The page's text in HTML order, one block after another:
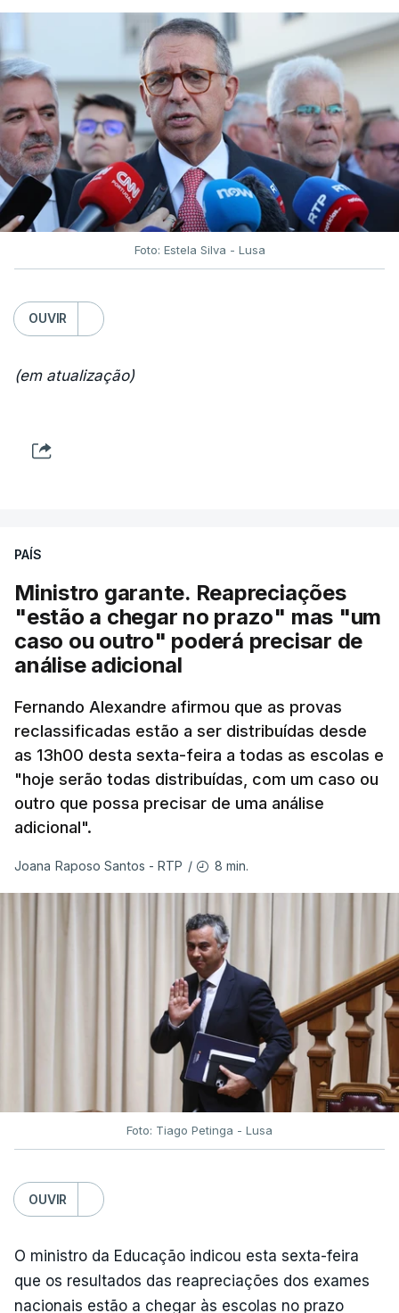
Foto: Estela Silva - Lusa
OUVIR
(em atualização)
PAÍS
Ministro garante. Reapreciações
"estão a chegar no prazo" mas "um
caso ou outro" poderá precisar de
análise adicional
Fernando Alexandre afirmou que as provas
reclassificadas estão a ser distribuídas desde
as 13h00 desta sexta-feira a todas as escolas e
"hoje serão todas distribuídas, com um caso ou
outro que possa precisar de uma análise
adicional".
Joana Raposo Santos - RTP / 8 min.
Foto: Tiago Petinga - Lusa
OUVIR
O ministro da Educação indicou esta sexta-feira
que os resultados das reapreciações dos exames
nacionais estão a chegar às escolas no prazo